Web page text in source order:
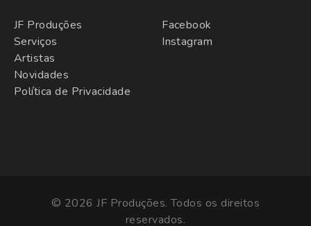
JF Produções
Serviços
Artistas
Novidades
Política de Privacidade
Facebook
Instagram
© 2026 JF Produções. Todos os direitos
reservados.